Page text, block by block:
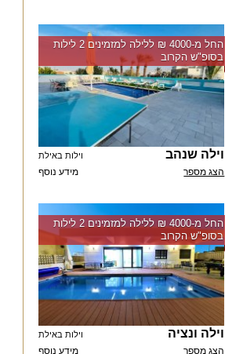
החל מ-‏4000 ₪ ללילה למזמינים 2 לילות
בסופ"ש הקרוב
וילה שנהב וילות באילת
מידע נוסף הצג מספר
החל מ-‏4000 ₪ ללילה למזמינים 2 לילות
בסופ"ש הקרוב
וילה ונציה וילות באילת
מידע נוסף הצג מספר